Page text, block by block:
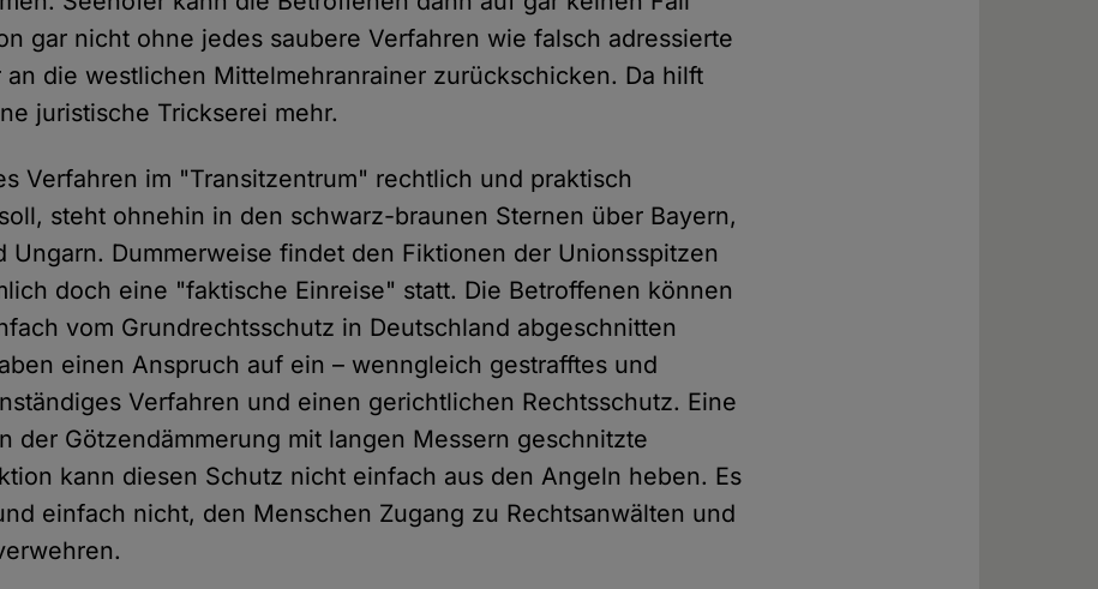
gar nicht ohne jedes saubere Verfahren wie falsch adressierte
an die westlichen Mittelmehranrainer zurückschicken. Da hilft
juristische Trickserei mehr.
Verfahren im "Transitzentrum" rechtlich und praktisch
steht ohnehin in den schwarz-braunen Sternen über Bayern,
Ungarn. Dummerweise findet den Fiktionen der Unionsspitzen
doch eine "faktische Einreise" statt. Die Betroffenen können
vom Grundrechtsschutz in Deutschland abgeschnitten
einen Anspruch auf ein – wenngleich gestrafftes und
Verfahren und einen gerichtlichen Rechtsschutz. Eine
der Götzendämmerung mit langen Messern geschnitzte
kann diesen Schutz nicht einfach aus den Angeln heben. Es
einfach nicht, den Menschen Zugang zu Rechtsanwälten und